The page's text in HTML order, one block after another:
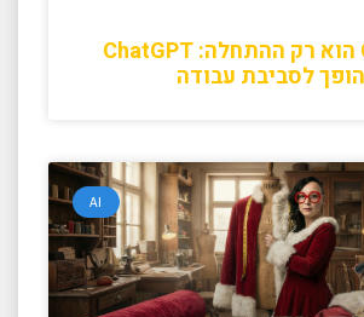
GPT-5.6 הוא רק ההתחלה: ChatGPT
הופך לסביבת עבודה
AI